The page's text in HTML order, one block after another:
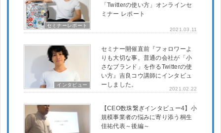
セミナーレポート
2021.03.11
「Twitterの使い方」オンラインセ
ミナー レポート
インタビュー
2021.02.22
セミナー開催直前『フォロワーよ
りも大切な事。普通の会社が「小
さなブランド」を作るTwitterの使
い方』吉良コウ講師にインタビュ
ーしました。
【CEO数珠繋ぎインタビュー4】小
規模事業者の悩みに寄り添う桐生
佳祐代表～後編～